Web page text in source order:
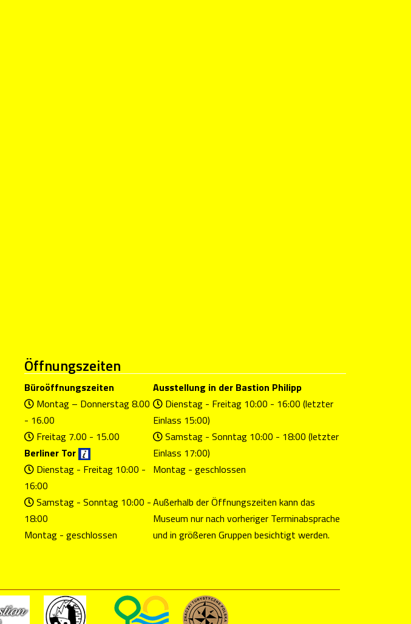
Öffnungszeiten
Büroöffnungszeiten
Montag – Donnerstag 8.00
- 16.00
Freitag 7.00 - 15.00
Berliner Tor
Dienstag - Freitag 10:00 -
16:00
Samstag - Sonntag 10:00 -
18:00
Montag - geschlossen
Ausstellung in der Bastion Philipp
Dienstag - Freitag 10:00 - 16:00 (letzter
Einlass 15:00)
Samstag - Sonntag 10:00 - 18:00 (letzter
Einlass 17:00)
Montag - geschlossen
Außerhalb der Öffnungszeiten kann das
Museum nur nach vorheriger Terminabsprache
und in größeren Gruppen besichtigt werden.